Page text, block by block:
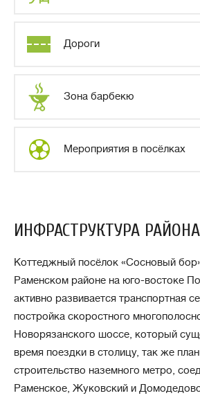
Дороги
Зона барбекю
Мероприятия в посёлках
ИНФРАСТРУКТУРА РАЙОНА
Коттеджный посёлок «Сосновый
Раменском районе на юго-востоке
активно развивается транспортная
постройка скоростного
Новорязанского шоссе, который
время поездки в столицу, так же
строительство наземного метро,
Раменское, Жуковский и